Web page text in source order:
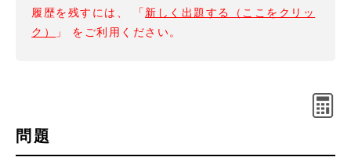
履歴を残すには、 「 新しく出題する（ここをクリッ
ク）
」 をご利用ください。
問題